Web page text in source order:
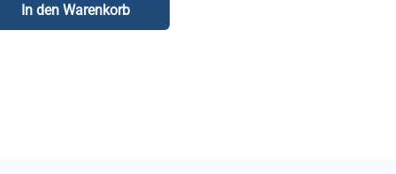
In den Warenkorb